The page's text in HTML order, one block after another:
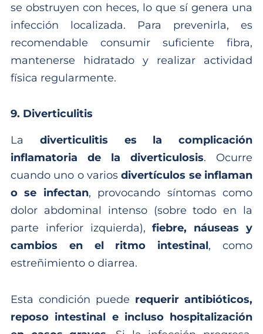
se obstruyen con heces, lo que sí genera una
infección localizada. Para prevenirla, es
recomendable consumir suficiente fibra,
mantenerse hidratado y realizar actividad
física regularmente.
9. Diverticulitis
La diverticulitis es la complicación
inflamatoria de la diverticulosis. Ocurre
cuando uno o variosdivertículos se inflaman
o se infectan, provocando síntomas como
dolor abdominal intenso (sobre todo en la
parte inferior izquierda),fiebre, náuseas y
cambios en el ritmo intestinal, como
estreñimiento o diarrea.
Esta condición puede requerir antibióticos,
reposo intestinal e incluso hospitalización